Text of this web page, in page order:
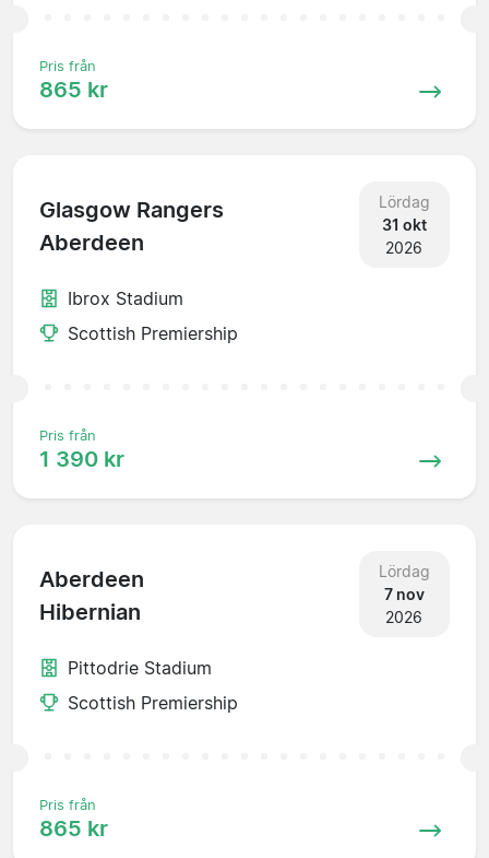
Pris från
865 kr
Glasgow Rangers
Aberdeen
Lördag
31 okt
2026
Ibrox Stadium
Scottish Premiership
Pris från
1 390 kr
Aberdeen
Hibernian
Lördag
7 nov
2026
Pittodrie Stadium
Scottish Premiership
Pris från
865 kr